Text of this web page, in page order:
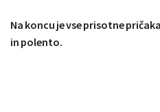
Na koncu je vse prisotne
in polento.